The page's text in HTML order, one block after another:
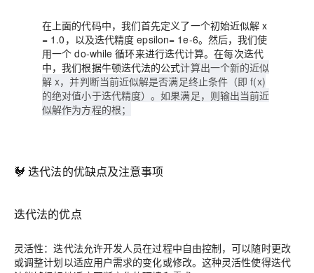
在上面的代码中，我们首先定义了一个初始近似解x
= 1.0，以及迭代精度 epsilon= 1e-6。然后，我们使
用一个 do-while 循环来进行迭代计算。在每次迭代
中，我们根据牛顿迭代法的公式计算出一个新的近似
解 x，并判断当前近似解是否满足终止条件（即 f(x)
的绝对值小于迭代精度）。如果满足，则输出当前近
似解作为方程的根；
🐓 迭代法的优缺点及注意事项
迭代法的优点
灵活性：迭代法允许开发人员在过程中自由控制，可以随时更改
或调整计划以适应用户需求的变化或修改。这种灵活性使得迭代